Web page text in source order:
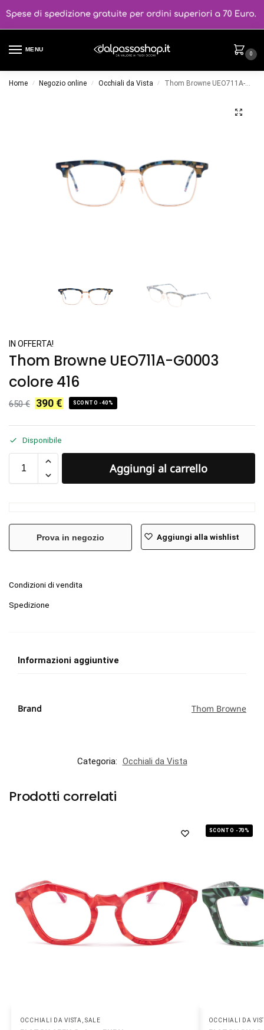
MENU
0
Home / Negozio online / Occhiali da Vista / Thom Browne UEO711A-G0003 colore 416
IN OFFERTA!
Thom Browne UEO711A-G0003
colore 416
650€ 390 € SCONTO -40%
Disponibile
Aggiungi al carrello
Prova in negozio Aggiungi alla wishlist
Condizioni di vendita
Spedizione
Informazioni aggiuntive
Brand Thom Browne
Categoria: Occhiali da Vista
Prodotti correlati
OCCHIALI DA VISTA ,SALE
SCONTO -70%
OCCHIALI DA